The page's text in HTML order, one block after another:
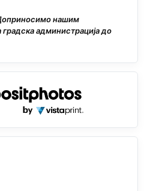
нашим
администрација до